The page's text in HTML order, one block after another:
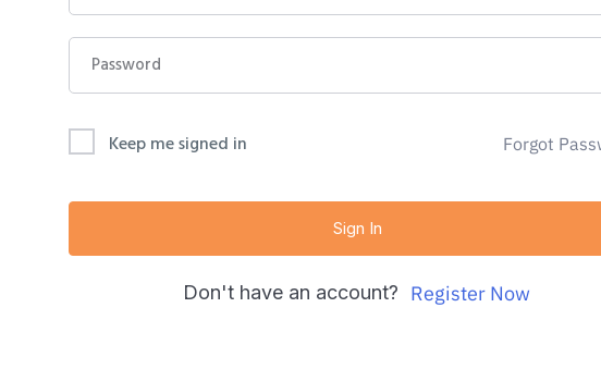
Keep me signed in Forgot
Sign In
Don't have an account? Register Now